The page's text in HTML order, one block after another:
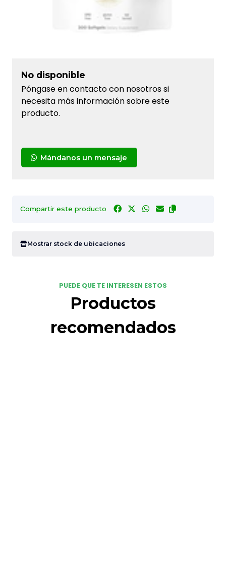
No disponible
Póngase en contacto con nosotros si
necesita más información sobre este
producto.
Mándanos un mensaje
Compartir este producto
Mostrar stock de ubicaciones
PUEDE QUE TE INTERESEN ESTOS
Productos
recomendados